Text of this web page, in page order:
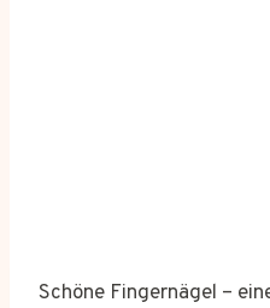
Schöne Fingernägel –